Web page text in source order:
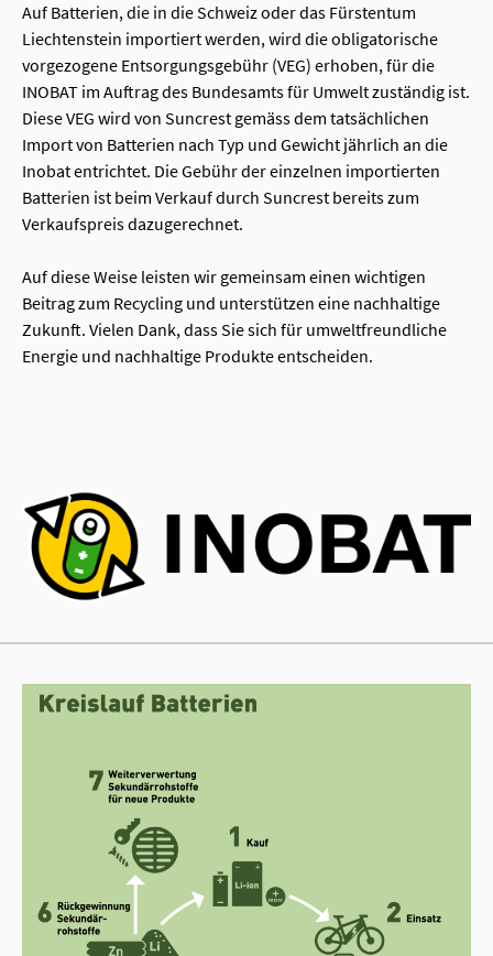
Auf Batterien, die in die Schweiz oder das Fürstentum
Liechtenstein importiert werden, wird die obligatorische
vorgezogene Entsorgungsgebühr (VEG) erhoben, für die
INOBAT im Auftrag des Bundesamts für Umwelt zuständig ist.
Diese VEG wird von Suncrest gemäss dem tatsächlichen
Import von Batterien nach Typ und Gewicht jährlich an die
Inobat entrichtet. Die Gebühr der einzelnen importierten
Batterien ist beim Verkauf durch Suncrest bereits zum
Verkaufspreis dazugerechnet.
Auf diese Weise leisten wir gemeinsam einen wichtigen
Beitrag zum Recycling und unterstützen eine nachhaltige
Zukunft. Vielen Dank, dass Sie sich für umweltfreundliche
Energie und nachhaltige Produkte entscheiden.